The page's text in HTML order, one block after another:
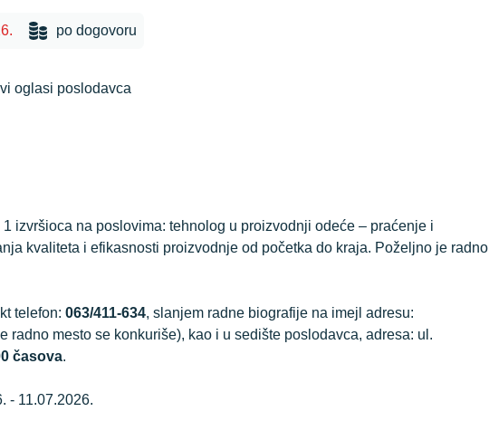
po dogovoru
oglasi poslodavca
izvršioca na poslovima: tehnolog u proizvodnji odeće – praćenje i
kvaliteta i efikasnosti proizvodnje od početka do kraja. Poželjno je radno
telefon: 063/411-634, slanjem radne biografije na imejl adresu:
radno mesto se konkuriše), kao i u sedište poslodavca, adresa: ul.
časova.
- 11.07.2026.